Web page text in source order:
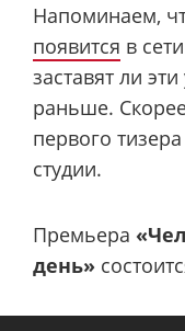
Напоминаем,
появится в
заставят ли
раньше. Скорее
первого
студии.
Премьера
день»